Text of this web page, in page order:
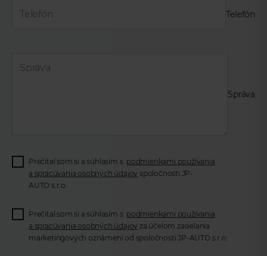
Telefón
Správa
Prečítal som si a súhlasím s podmienkami používania
a spracúvania osobných údajov spoločnosti JP-
AUTO s.r.o.
Prečítal som si a súhlasím s podmienkami používania
a spracúvania osobných údajov za účelom zasielania
marketingových oznámení od spoločnosti JP-AUTO s.r.o.